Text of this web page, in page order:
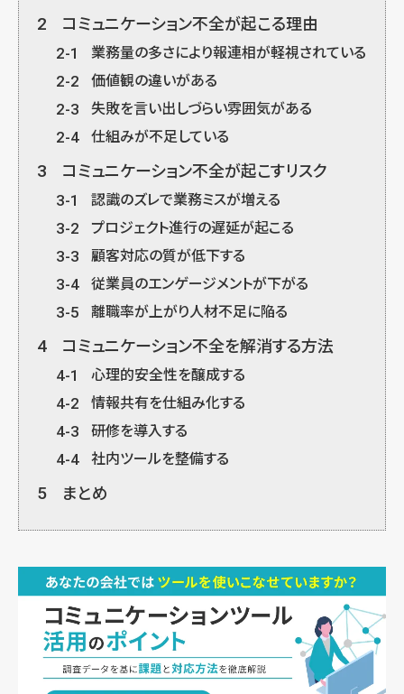
2 コミュニケーション不全が起こる理由
2-1 業務量の多さにより報連相が軽視されている
2-2 価値観の違いがある
2-3 失敗を言い出しづらい雰囲気がある
2-4 仕組みが不足している
3 コミュニケーション不全が起こすリスク
3-1 認識のズレで業務ミスが増える
3-2 プロジェクト進行の遅延が起こる
3-3 顧客対応の質が低下する
3-4 従業員のエンゲージメントが下がる
3-5 離職率が上がり人材不足に陥る
4 コミュニケーション不全を解消する方法
4-1 心理的安全性を醸成する
4-2 情報共有を仕組み化する
4-3 研修を導入する
4-4 社内ツールを整備する
5 まとめ